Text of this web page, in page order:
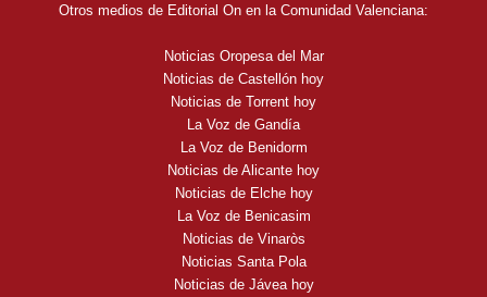
Otros medios de Editorial On en la Comunidad Valenciana:
Noticias Oropesa del Mar
Noticias de Castellón hoy
Noticias de Torrent hoy
La Voz de Gandía
La Voz de Benidorm
Noticias de Alicante hoy
Noticias de Elche hoy
La Voz de Benicasim
Noticias de Vinaròs
Noticias Santa Pola
Noticias de Jávea hoy